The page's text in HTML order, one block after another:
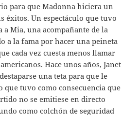
para que Madonna hiciera un
éxitos. Un espectáculo que tuvo
a Mia, una acompañante de la
a la fama por hacer una peineta
cada vez cuesta menos llamar
Hace unos años, Janet
una teta para que le
que tuvo como consecuencia que
no se emitiese en directo
como colchón de seguridad